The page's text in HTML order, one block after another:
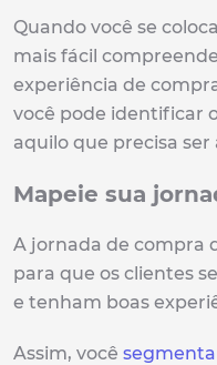
Quando você se
mais fácil
experiência de
você pode identificar
aquilo que precisa ser
Mapeie sua
A jornada de compra
para que os clientes
e tenham boas
Assim, você segmenta